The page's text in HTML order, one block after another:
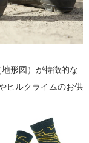
形図）が特徴的な
ヒルクライムのお供